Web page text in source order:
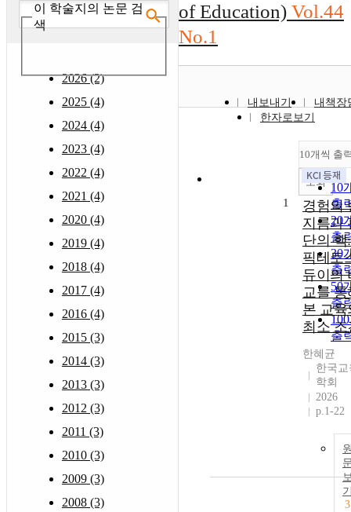
이 학술지의 논문 검
색
2026 (2)
2025 (4)
2024 (4)
2023 (4)
2022 (4)
2021 (4)
2020 (4)
2019 (4)
2018 (4)
2017 (4)
2016 (4)
2015 (3)
2014 (3)
2013 (3)
2012 (3)
2011 (3)
2010 (3)
2009 (3)
2008 (3)
of Education) Vol.44
No.1
내보내기
내책장
한자로보기
10개씩 출
10
출
20
출
30
출
50
출
출
조회
1
경험의
지름과
단의 핵
픽테토
듀이의
교를 통
본 교육
최소 조
한혜균
한국
학회
2026
p.1-22
3